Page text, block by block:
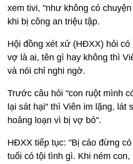
xem tivi, "như không có
khi bị công an triệu tập.
Hội đồng xét xử (HĐXX) hỏi
vợ là ai, tên gì hay không thì
và nói chỉ nghi ngờ.
Trước câu hỏi "con ruột mình
lại sát hại" thì Viên im lặng, lát
hoảng loạn vì bị vợ bỏ".
HĐXX tiếp tục: "Bị cáo đừng
tuổi có tội tình gì. Khi ném con,